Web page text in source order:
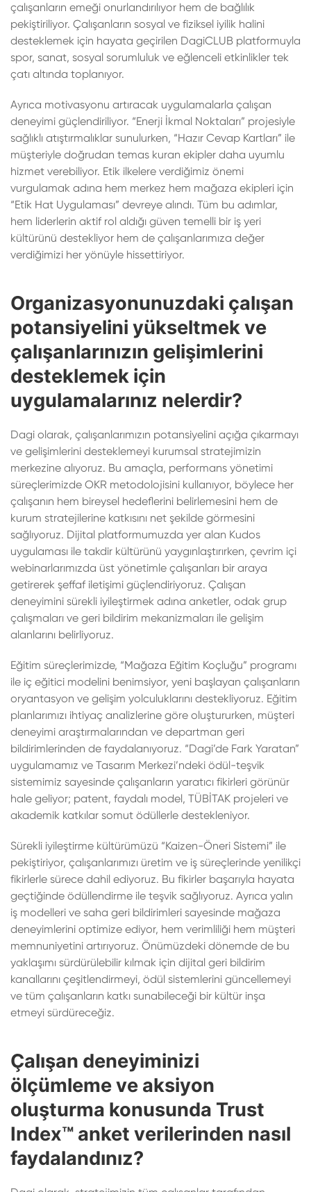
çalışanların emeği onurlandırılıyor hem de bağlılık
pekiştiriliyor. Çalışanların sosyal ve fiziksel iyilik halini
desteklemek için hayata geçirilen DagiCLUB platformuyla
spor, sanat, sosyal sorumluluk ve eğlenceli etkinlikler tek
çatı altında toplanıyor.
Ayrıca motivasyonu artıracak uygulamalarla çalışan
deneyimi güçlendiriliyor. “Enerji İkmal Noktaları” projesiyle
sağlıklı atıştırmalıklar sunulurken, “Hazır Cevap Kartları” ile
müşteriyle doğrudan temas kuran ekipler daha uyumlu
hizmet verebiliyor. Etik ilkelere verdiğimiz önemi
vurgulamak adına hem merkez hem mağaza ekipleri için
“Etik Hat Uygulaması” devreye alındı. Tüm bu adımlar,
hem liderlerin aktif rol aldığı güven temelli bir iş yeri
kültürünü destekliyor hem de çalışanlarımıza değer
verdiğimizi her yönüyle hissettiriyor.
Organizasyonunuzdaki çalışan
potansiyelini yükseltmek ve
çalışanlarınızın gelişimlerini
desteklemek için
uygulamalarınız nelerdir?
Dagi olarak, çalışanlarımızın potansiyelini açığa çıkarmayı
ve gelişimlerini desteklemeyi kurumsal stratejimizin
merkezine alıyoruz. Bu amaçla, performans yönetimi
süreçlerimizde OKR metodolojisini kullanıyor, böylece her
çalışanın hem bireysel hedeflerini belirlemesini hem de
kurum stratejilerine katkısını net şekilde görmesini
sağlıyoruz. Dijital platformumuzda yer alan Kudos
uygulaması ile takdir kültürünü yaygınlaştırırken, çevrim içi
webinarlarımızda üst yönetimle çalışanları bir araya
getirerek şeffaf iletişimi güçlendiriyoruz. Çalışan
deneyimini sürekli iyileştirmek adına anketler, odak grup
çalışmaları ve geri bildirim mekanizmaları ile gelişim
alanlarını belirliyoruz.
Eğitim süreçlerimizde, “Mağaza Eğitim Koçluğu” programı
ile iç eğitici modelini benimsiyor, yeni başlayan çalışanların
oryantasyon ve gelişim yolculuklarını destekliyoruz. Eğitim
planlarımızı ihtiyaç analizlerine göre oluştururken, müşteri
deneyimi araştırmalarından ve departman geri
bildirimlerinden de faydalanıyoruz. “Dagi’de Fark Yaratan”
uygulamamız ve Tasarım Merkezi’ndeki ödül-teşvik
sistemimiz sayesinde çalışanların yaratıcı fikirleri görünür
hale geliyor; patent, faydalı model, TÜBİTAK projeleri ve
akademik katkılar somut ödüllerle destekleniyor.
Sürekli iyileştirme kültürümüzü “Kaizen-Öneri Sistemi” ile
pekiştiriyor, çalışanlarımızı üretim ve iş süreçlerinde yenilikçi
fikirlerle sürece dahil ediyoruz. Bu fikirler başarıyla hayata
geçtiğinde ödüllendirme ile teşvik sağlıyoruz. Ayrıca yalın
iş modelleri ve saha geri bildirimleri sayesinde mağaza
deneyimlerini optimize ediyor, hem verimliliği hem müşteri
memnuniyetini artırıyoruz. Önümüzdeki dönemde de bu
yaklaşımı sürdürülebilir kılmak için dijital geri bildirim
kanallarını çeşitlendirmeyi, ödül sistemlerini güncellemeyi
ve tüm çalışanların katkı sunabileceği bir kültür inşa
etmeyi sürdüreceğiz.
Çalışan deneyiminizi
ölçümleme ve aksiyon
oluşturma konusunda Trust
Index™ anket verilerinden nasıl
faydalandınız?